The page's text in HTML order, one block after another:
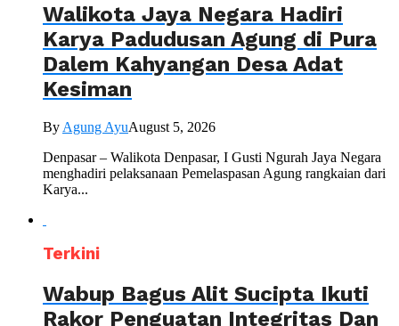
Walikota Jaya Negara Hadiri
Karya Padudusan Agung di Pura
Dalem Kahyangan Desa Adat
Kesiman
By Agung AyuAugust 5, 2026
Denpasar – Walikota Denpasar, I Gusti Ngurah Jaya Negara
menghadiri pelaksanaan Pemelaspasan Agung rangkaian dari
Karya...
Terkini
Wabup Bagus Alit Sucipta Ikuti
Rakor Penguatan Integritas Dan